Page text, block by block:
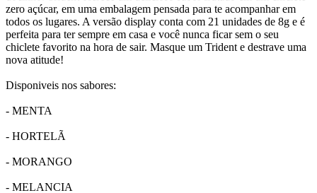
zero açúcar, em uma embalagem pensada para te acompanhar em
todos os lugares. A versão display conta com 21 unidades de 8g e é
perfeita para ter sempre em casa e você nunca ficar sem o seu
chiclete favorito na hora de sair. Masque um Trident e destrave uma
nova atitude!
Disponiveis nos sabores:
- MENTA
- HORTELÃ
- MORANGO
- MELANCIA